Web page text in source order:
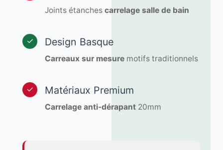
Joints étanches carrelage salle de bain
✓ Design Basque
Carreaux sur mesuremotifs traditionnels
✓ Matériaux Premium
Carrelage anti-dérapant20mm